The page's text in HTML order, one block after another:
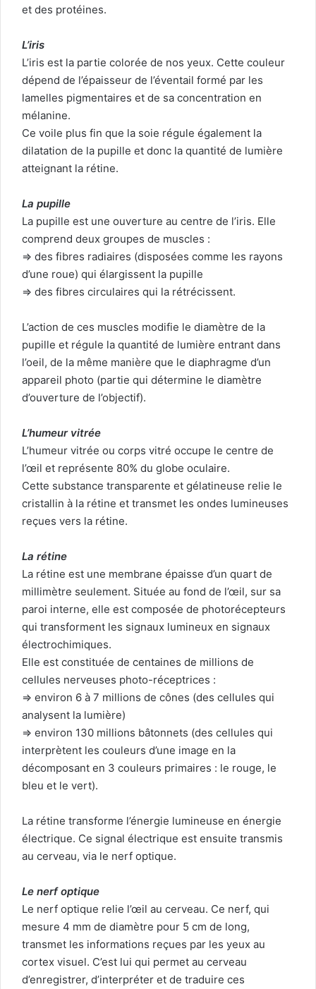
et des protéines.
L’iris
L’iris est la partie colorée de nos yeux. Cette couleur
dépend de l’épaisseur de l’éventail formé par les
lamelles pigmentaires et de sa concentration en
mélanine.
Ce voile plus fin que la soie régule également la
dilatation de la pupille et donc la quantité de lumière
atteignant la rétine.
La pupille
La pupille est une ouverture au centre de l’iris. Elle
comprend deux groupes de muscles :
=> des fibres radiaires (disposées comme les rayons
d’une roue) qui élargissent la pupille
=> des fibres circulaires qui la rétrécissent.
L’action de ces muscles modifie le diamètre de la
pupille et régule la quantité de lumière entrant dans
l’oeil, de la même manière que le diaphragme d’un
appareil photo (partie qui détermine le diamètre
d’ouverture de l’objectif).
L’humeur vitrée
L’humeur vitrée ou corps vitré occupe le centre de
l’œil et représente 80% du globe oculaire.
Cette substance transparente et gélatineuse relie le
cristallin à la rétine et transmet les ondes lumineuses
reçues vers la rétine.
La rétine
La rétine est une membrane épaisse d’un quart de
millimètre seulement. Située au fond de l’œil, sur sa
paroi interne, elle est composée de photorécepteurs
qui transforment les signaux lumineux en signaux
électrochimiques.
Elle est constituée de centaines de millions de
cellules nerveuses photo-réceptrices :
=> environ 6 à 7 millions de cônes (des cellules qui
analysent la lumière)
=> environ 130 millions bâtonnets (des cellules qui
interprètent les couleurs d’une image en la
décomposant en 3 couleurs primaires : le rouge, le
bleu et le vert).
La rétine transforme l’énergie lumineuse en énergie
électrique. Ce signal électrique est ensuite transmis
au cerveau, via le nerf optique.
Le nerf optique
Le nerf optique relie l’œil au cerveau. Ce nerf, qui
mesure 4 mm de diamètre pour 5 cm de long,
transmet les informations reçues par les yeux au
cortex visuel. C’est lui qui permet au cerveau
d’enregistrer, d’interpréter et de traduire ces